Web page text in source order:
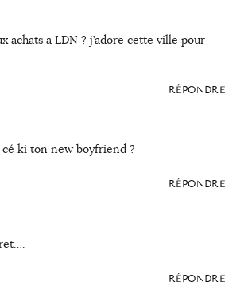
achats a LDN ? j’adore cette ville pour
RÉPONDRE
ki ton new boyfriend ?
RÉPONDRE
RÉPONDRE